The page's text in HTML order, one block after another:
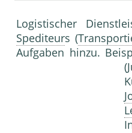
Logistischer
Spediteurs (
Aufgaben hinzu.